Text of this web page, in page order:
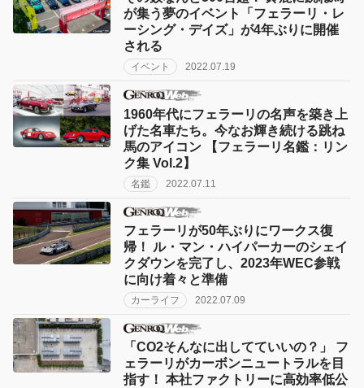
が集う夢のイベント「フェラーリ・レ
ーシング・デイズ」が4年ぶりに開催
される
イベント 2022.07.19
1960年代にフェラーリの名声を築き上
げた名車たち。今なお輝き続ける跳ね
馬のアイコン 【フェラーリ名鑑：リン
ク集 Vol.2】
名鑑 2022.07.11
フェラーリが50年ぶりにワークス復
帰！ ル・マン・ハイパーカーのシェイ
クダウンを完了し、2023年WEC参戦
に向け着々と準備
カーライフ 2022.07.09
「CO2そんなに出してていいの？」 フ
ェラーリがカーボンニュートラルを目
指す！ 本社ファクトリーに高効率低公